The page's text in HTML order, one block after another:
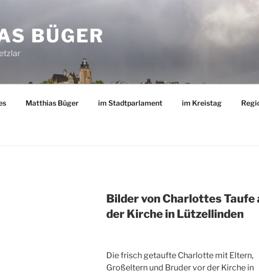
BÜGER
Matthias Büger im Stadtparlament im Kreistag
Bilder von Charlottes Taufe
der Kirche in Lützellinden
Die frisch getaufte Charlotte mit Eltern,
Großeltern und Bruder vor der Kirche in